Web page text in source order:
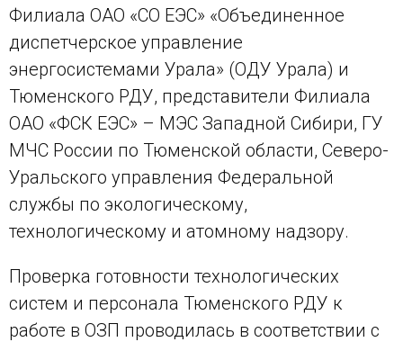
Филиала ОАО «СО ЕЭС» «Объединенное
диспетчерское управление
энергосистемами Урала» (ОДУ Урала) и
Тюменского РДУ, представители Филиала
ОАО «ФСК ЕЭС» – МЭС Западной Сибири, ГУ
МЧС России по Тюменской области, Северо-
Уральского управления Федеральной
службы по экологическому,
технологическому и атомному надзору.
Проверка готовности технологических
систем и персонала Тюменского РДУ к
работе в ОЗП проводилась в соответствии с